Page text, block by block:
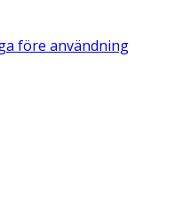
före användning